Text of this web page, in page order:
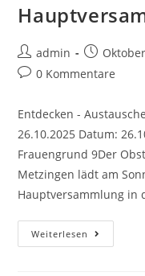
admin
0 Kommentare
Entdecken -
26.10.2025 Datum:
Frauengrund 9Der
Metzingen lädt am
Hauptversammlung in
Weiterlesen